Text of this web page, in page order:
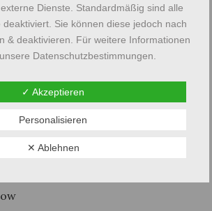
diesjährigen Sommersaison
Umsiedlermuseum zum
Ensembles “Poltavski
den 5. Mai 2024
Dienste. Standardmäßig sind alle
Sie können diese jedoch nach
& deaktivieren. Für weitere Informationen
Datenschutzbestimmungen.
✓ Akzeptieren
Personalisieren
✕ Ablehnen